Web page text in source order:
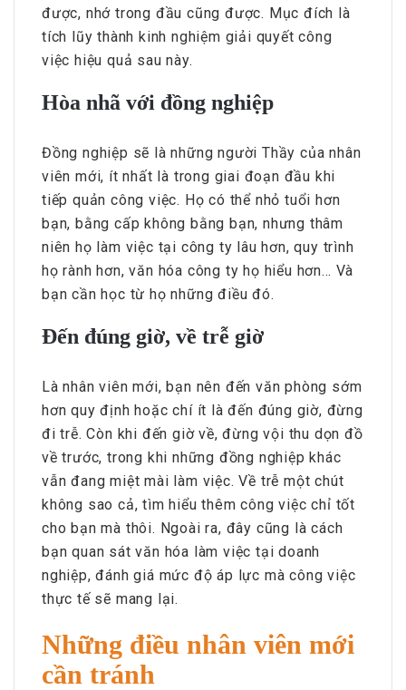
được, nhớ trong đầu cũng được. Mục đích là
tích lũy thành kinh nghiệm giải quyết công
việc hiệu quả sau này.
Hòa nhã với đồng nghiệp
Đồng nghiệp sẽ là những người Thầy của nhân
viên mới, ít nhất là trong giai đoạn đầu khi
tiếp quản công việc. Họ có thể nhỏ tuổi hơn
bạn, bằng cấp không bằng bạn, nhưng thâm
niên họ làm việc tại công ty lâu hơn, quy trình
họ rành hơn, văn hóa công ty họ hiểu hơn… Và
bạn cần học từ họ những điều đó.
Đến đúng giờ, về trễ giờ
Là nhân viên mới, bạn nên đến văn phòng sớm
hơn quy định hoặc chí ít là đến đúng giờ, đừng
đi trễ. Còn khi đến giờ về, đừng vội thu dọn đồ
về trước, trong khi những đồng nghiệp khác
vẫn đang miệt mài làm việc. Về trễ một chút
không sao cả, tìm hiểu thêm công việc chỉ tốt
cho bạn mà thôi. Ngoài ra, đây cũng là cách
bạn quan sát văn hóa làm việc tại doanh
nghiệp, đánh giá mức độ áp lực mà công việc
thực tế sẽ mang lại.
Những điều nhân viên mới
cần tránh